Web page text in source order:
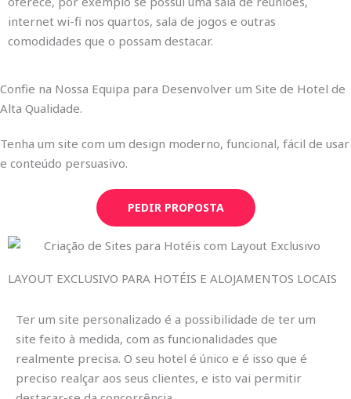
internet wi-fi nos quartos, sala de jogos e outras
comodidades que o possam destacar.
Confie na Nossa Equipa para Desenvolver um Site de Hotel de
Alta Qualidade.
Tenha um site com um design moderno, funcional, fácil de usar
e conteúdo persuasivo.
PEDIR PROPOSTA
LAYOUT EXCLUSIVO PARA HOTÉIS E ALOJAMENTOS LOCAIS
Ter um site personalizado é a possibilidade de ter um
site feito à medida, com as funcionalidades que
realmente precisa. O seu hotel é único e é isso que é
preciso realçar aos seus clientes, e isto vai permitir